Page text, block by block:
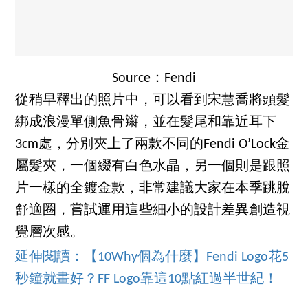
Source：Fendi
從稍早釋出的照片中，可以看到宋慧喬將頭髮
綁成浪漫單側魚骨辮，並在髮尾和靠近耳下
3cm處，分別夾上了兩款不同的Fendi O’Lock金
屬髮夾，一個綴有白色水晶，另一個則是跟照
片一樣的全鍍金款，非常建議大家在本季跳脫
舒適圈，嘗試運用這些細小的設計差異創造視
覺層次感。
延伸閱讀：【10Why個為什麼】Fendi Logo花5
秒鐘就畫好？FF Logo靠這10點紅過半世紀！